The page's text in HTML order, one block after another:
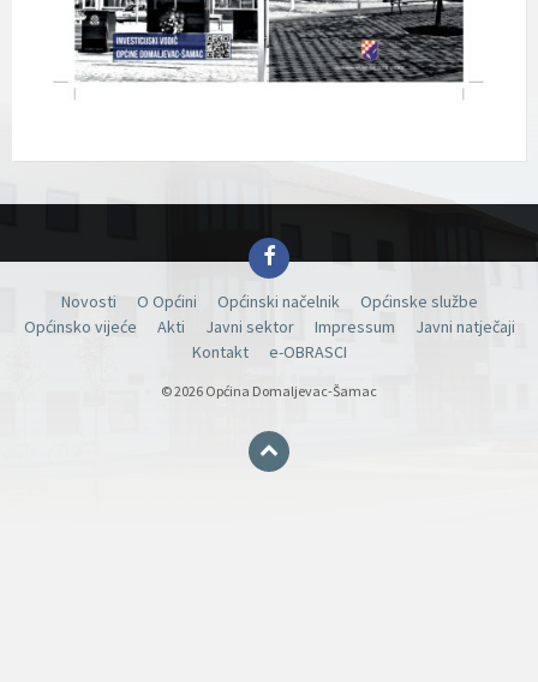
Facebook
Novosti O Općini Općinski načelnik
Općinske službe
Općinsko vijeće
Akti Javni sektor Impressum
Javni natječaji
Kontakt
e-OBRASCI
© 2026 Općina Domaljevac-Šamac